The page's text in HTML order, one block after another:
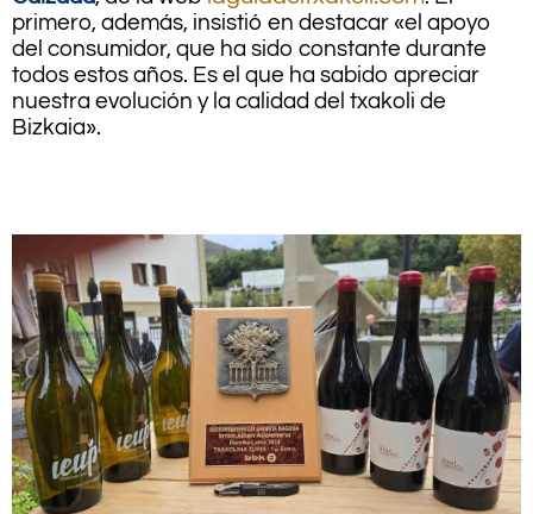
primero, además, insistió en destacar «el apoyo
del consumidor, que ha sido constante durante
todos estos años. Es el que ha sabido apreciar
nuestra evolución y la calidad del txakoli de
Bizkaia».